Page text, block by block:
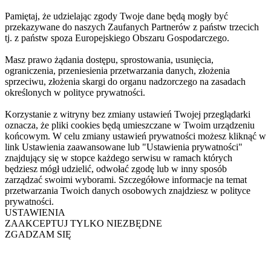
Pamiętaj, że udzielając zgody Twoje dane będą mogły być
przekazywane do naszych Zaufanych Partnerów z państw trzecich
tj. z państw spoza Europejskiego Obszaru Gospodarczego.
Masz prawo żądania dostępu, sprostowania, usunięcia,
ograniczenia, przeniesienia przetwarzania danych, złożenia
sprzeciwu, złożenia skargi do organu nadzorczego na zasadach
określonych w polityce prywatności.
Korzystanie z witryny bez zmiany ustawień Twojej przeglądarki
oznacza, że pliki cookies będą umieszczane w Twoim urządzeniu
końcowym. W celu zmiany ustawień prywatności możesz kliknąć w
link Ustawienia zaawansowane lub "Ustawienia prywatności"
znajdujący się w stopce każdego serwisu w ramach których
będziesz mógł udzielić, odwołać zgodę lub w inny sposób
zarządzać swoimi wyborami. Szczegółowe informacje na temat
przetwarzania Twoich danych osobowych znajdziesz w polityce
prywatności.
USTAWIENIA
ZAAKCEPTUJ TYLKO NIEZBĘDNE
ZGADZAM SIĘ